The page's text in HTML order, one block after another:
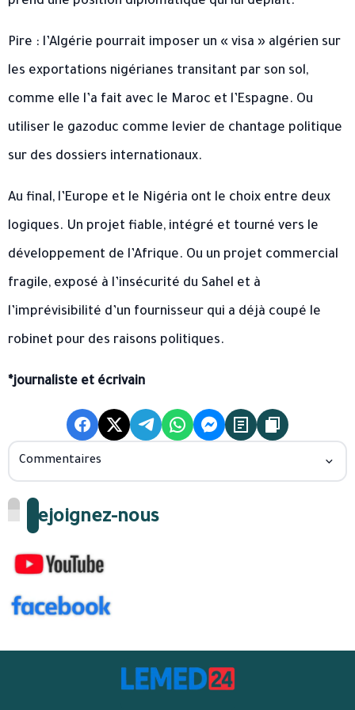
Pire : l’Algérie pourrait imposer un « visa » algérien sur
les exportations nigérianes transitant par son sol,
comme elle l’a fait avec le Maroc et l’Espagne. Ou
utiliser le gazoduc comme levier de chantage politique
sur des dossiers internationaux.
Au final, l’Europe et le Nigéria ont le choix entre deux
logiques. Un projet fiable, intégré et tourné vers le
développement de l’Afrique. Ou un projet commercial
fragile, exposé à l’insécurité du Sahel et à
l’imprévisibilité d’un fournisseur qui a déjà coupé le
robinet pour des raisons politiques.
*journaliste et écrivain
Commentaires
Rejoignez-nous